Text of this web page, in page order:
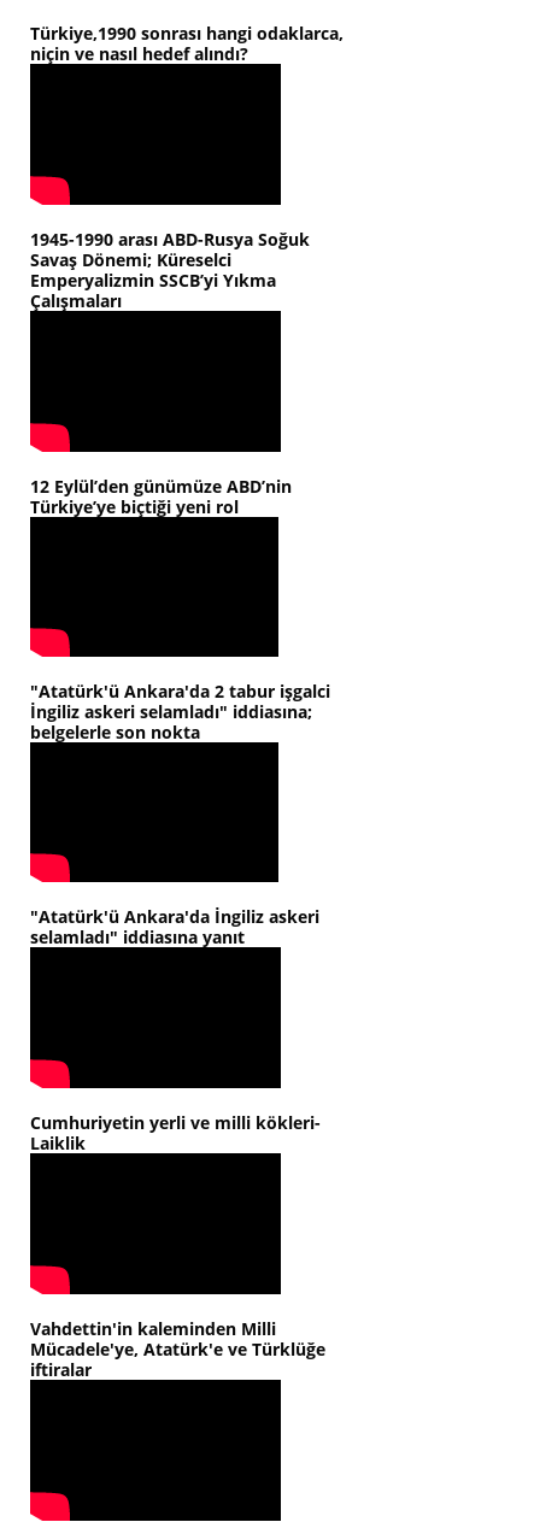
Türkiye,1990 sonrası hangi odaklarca,
niçin ve nasıl hedef alındı?
1945-1990 arası ABD-Rusya Soğuk
Savaş Dönemi; Küreselci
Emperyalizmin SSCB’yi Yıkma
Çalışmaları
12 Eylül’den günümüze ABD’nin
Türkiye’ye biçtiği yeni rol
"Atatürk'ü Ankara'da 2 tabur işgalci
İngiliz askeri selamladı" iddiasına;
belgelerle son nokta
"Atatürk'ü Ankara'da İngiliz askeri
selamladı" iddiasına yanıt
Cumhuriyetin yerli ve milli kökleri-
Laiklik
Vahdettin'in kaleminden Milli
Mücadele'ye, Atatürk'e ve Türklüğe
iftiralar